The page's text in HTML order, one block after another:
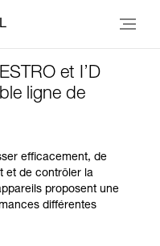
et I’D
ligne de
efficacement, de
et de contrôler la
proposent une
différentes